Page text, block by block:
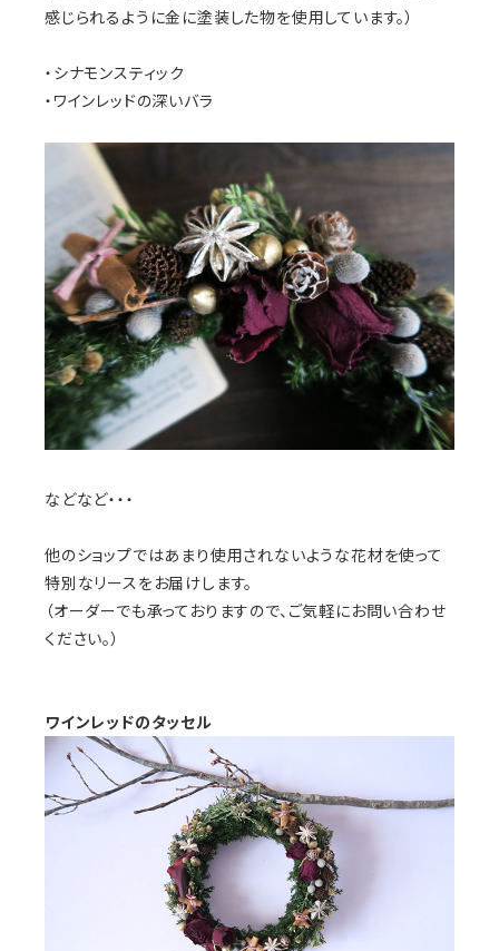
感じられるように金に塗装した物を使用しています。）
・シナモンスティック
・ワインレッドの深いバラ
などなど・・・
他のショップではあまり使用されないような花材を使って
特別なリースをお届けします。
（オーダーでも承っておりますので、ご気軽にお問い合わせ
ください。）
ワインレッドのタッセル